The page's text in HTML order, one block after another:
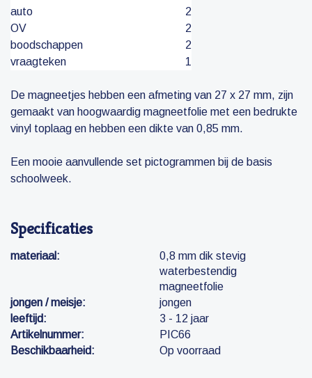
auto
2
OV
2
boodschappen
2
vraagteken
1
De magneetjes hebben een afmeting van 27 x 27 mm, zijn
gemaakt van hoogwaardig magneetfolie met een bedrukte
vinyl toplaag en hebben een dikte van 0,85 mm.
Een mooie aanvullende set pictogrammen bij de basis
schoolweek.
Specificaties
materiaal:
0,8 mm dik stevig
waterbestendig
magneetfolie
jongen / meisje:
jongen
leeftijd:
3 - 12 jaar
Artikelnummer:
PIC66
Beschikbaarheid:
Op voorraad